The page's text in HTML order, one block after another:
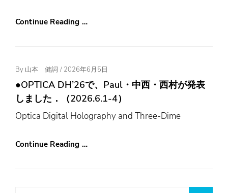
Continue Reading …
By 山本 健詞 / Posted
On
2026年6月5日
●OPTICA DH’26で、Paul・中西・西村が発表
しました．（2026.6.1-4）
Optica Digital Holography and Three-Dime
Continue Reading …